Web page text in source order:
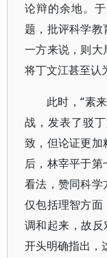
论辩的余地。
题，批评科学
一方来说，则大
将丁文江甚至认
此时，“素
战，发表了驳
致，但论证更加
后，林宰平于
看法，赞同科学
仅包括理智方
调和起来，故反
开头明确指出，